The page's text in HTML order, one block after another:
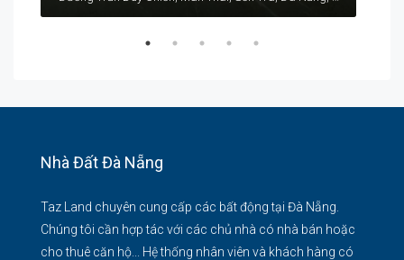
Nhà Đất Đà Nẵng
Taz Land chuyên cung cấp các bất động tại Đà Nẵng.
Chúng tôi cần hợp tác với các chủ nhà có nhà bán hoặc
cho thuê căn hộ... Hệ thống nhân viên và khách hàng có